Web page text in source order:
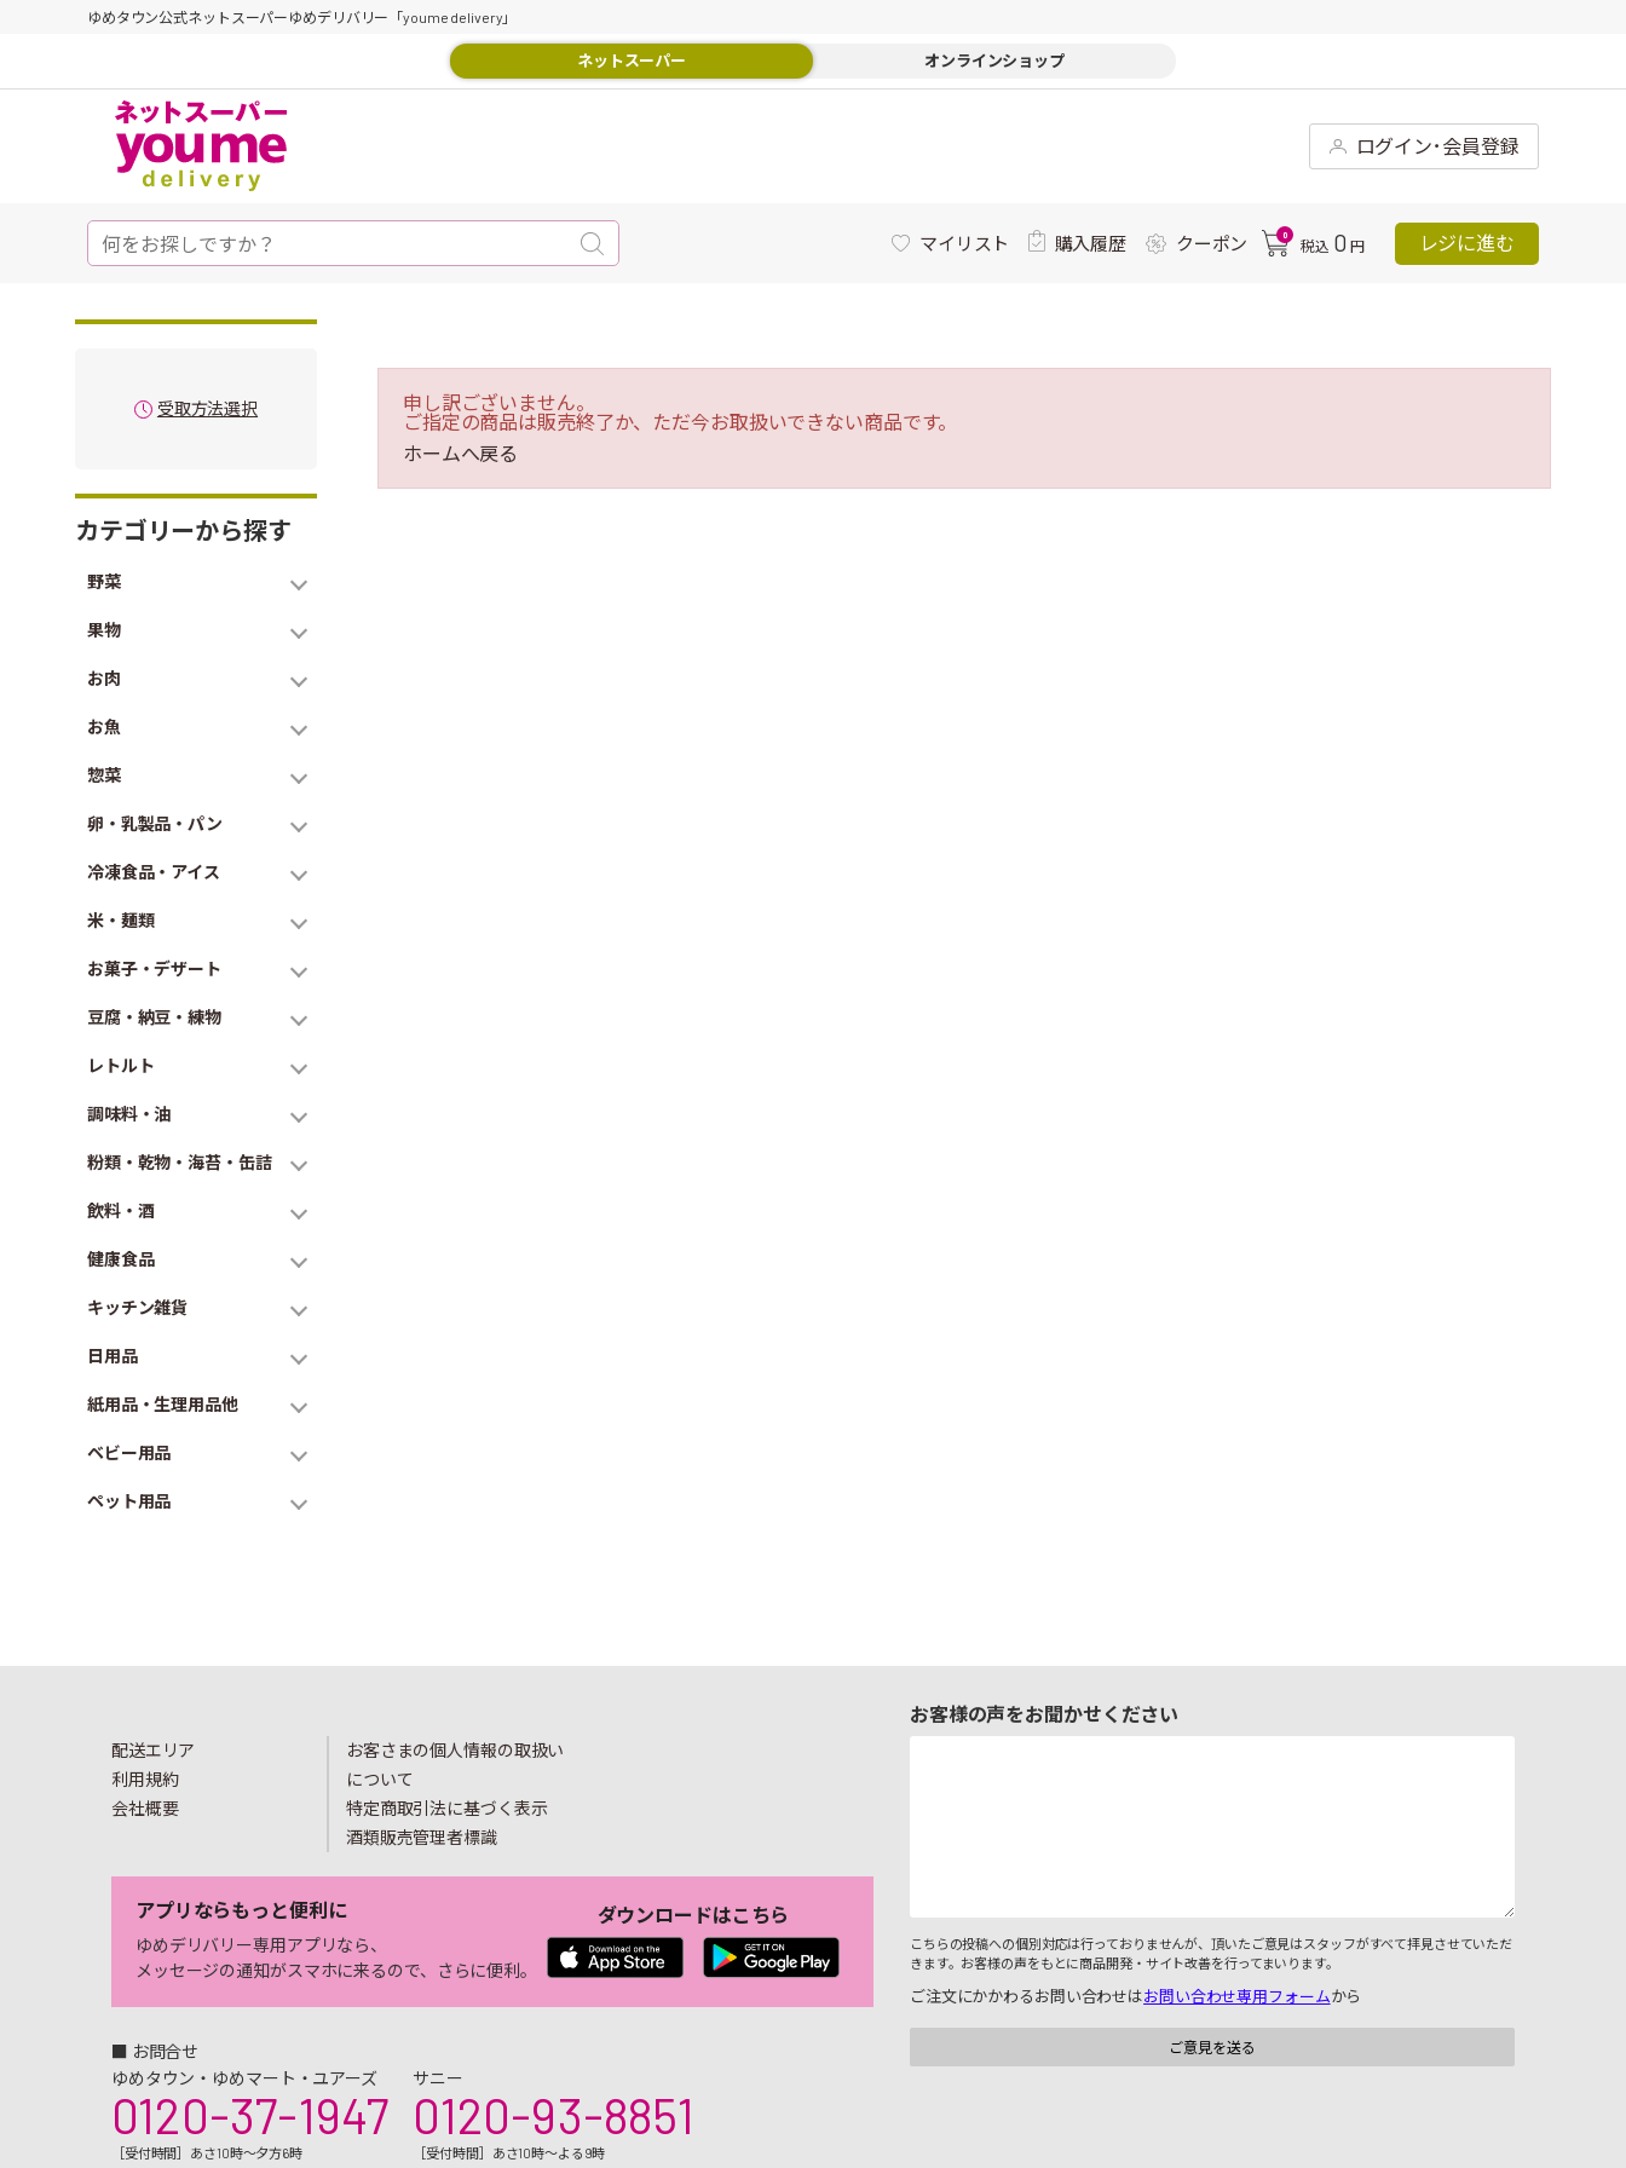
ゆめタウン公式ネットスーパーゆめデリバリー「youme delivery」
ネットスーパー オンラインショップ
ログイン･会員登録
マイリスト 購入履歴 クーポン 0
税込 0 円 レジに進む
受取方法選択
カテゴリーから探す
野菜
果物
お肉
お魚
惣菜
卵・乳製品・パン
冷凍食品・アイス
米・麺類
お菓子・デザート
豆腐・納豆・練物
レトルト
調味料・油
粉類・乾物・海苔・缶詰
飲料・酒
健康食品
キッチン雑貨
日用品
紙用品・生理用品他
ベビー用品
ペット用品
申し訳ございません。
ご指定の商品は販売終了か、ただ今お取扱いできない商品です。
ホームへ戻る
配送エリア
利用規約
会社概要
お客さまの個人情報の取扱い
について
特定商取引法に基づく表示
酒類販売管理者標識
アプリならもっと便利に
ゆめデリバリー専用アプリなら、
メッセージの通知がスマホに来るので、さらに便利。
ダウンロードはこちら
■ お問合せ
ゆめタウン・ゆめマート・ユアーズ
0120-37-1947
［受付時間］あさ10時～夕方6時
サニー
0120-93-8851
［受付時間］あさ10時～よる9時
お客様の声をお聞かせください
こちらの投稿への個別対応は行っておりませんが、頂いたご意見はスタッフがすべて拝見させていただ
きます。お客様の声をもとに商品開発・サイト改善を行ってまいります。
ご注文にかかわるお問い合わせはお問い合わせ専用フォームから